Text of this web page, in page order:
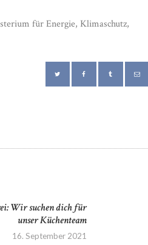
für Energie, Klimaschutz,
Next
Wir suchen dich für
unser Küchenteam
16. September 2021